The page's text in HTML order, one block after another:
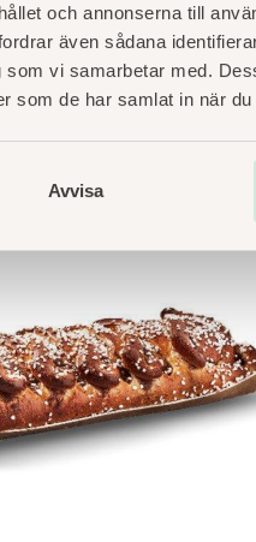
och annonserna till
även sådana
vi samarbetar med.
som de har samlat in när
Avvisa